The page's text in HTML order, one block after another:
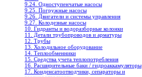
9.24. Одноступенчатые насосы
9.25. Погружные насосы
9.26. Двигатели и системы управления
9.27. Колодезные насосы
10. Гидранты и водоразборные колонки
11. Детали трубопроводов и арматуры
12. Трубы
13. Холодильное oборудование
14. Теплообменники
15. Средства учета теплопотребления
16. Расширительные баки / гидроаккамуляторы
17. Конденсатоотводчики, сепараторы и